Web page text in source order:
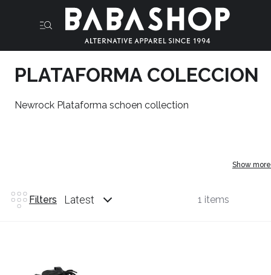
PLATAFORMA COLECCION
Newrock Plataforma schoen collection
Show more
Filters Latest 1 items